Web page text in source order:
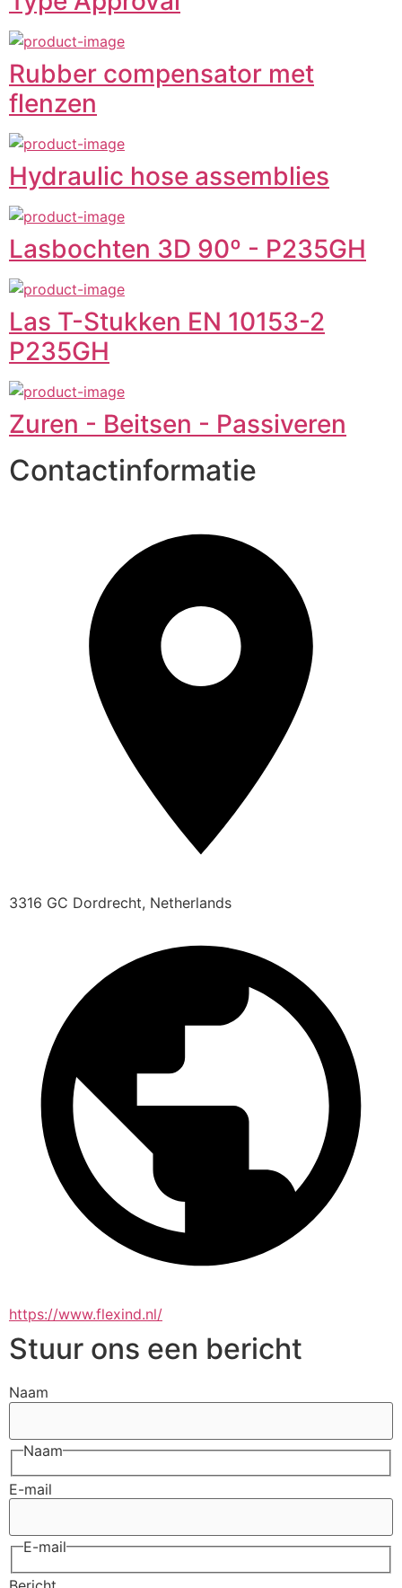
Rubber compensator met
flenzen
Hydraulic hose assemblies
Lasbochten 3D 90º - P235GH
Las T-Stukken EN 10153-2
P235GH
Zuren - Beitsen - Passiveren
Contactinformatie
3316 GC Dordrecht, Netherlands
https://www.flexind.nl/
Stuur ons een bericht
Naam
Naam
E-mail
E-mail